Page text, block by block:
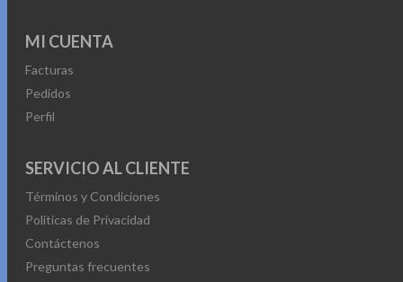
MI CUENTA
Facturas
Pedidos
Perfil
SERVICIO AL CLIENTE
Términos y Condiciones
Políticas de Privacidad
Contáctenos
Preguntas frecuentes